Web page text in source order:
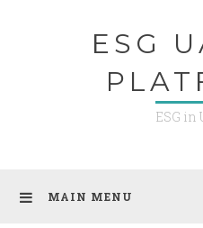
ESG
ESG in
MAIN MENU